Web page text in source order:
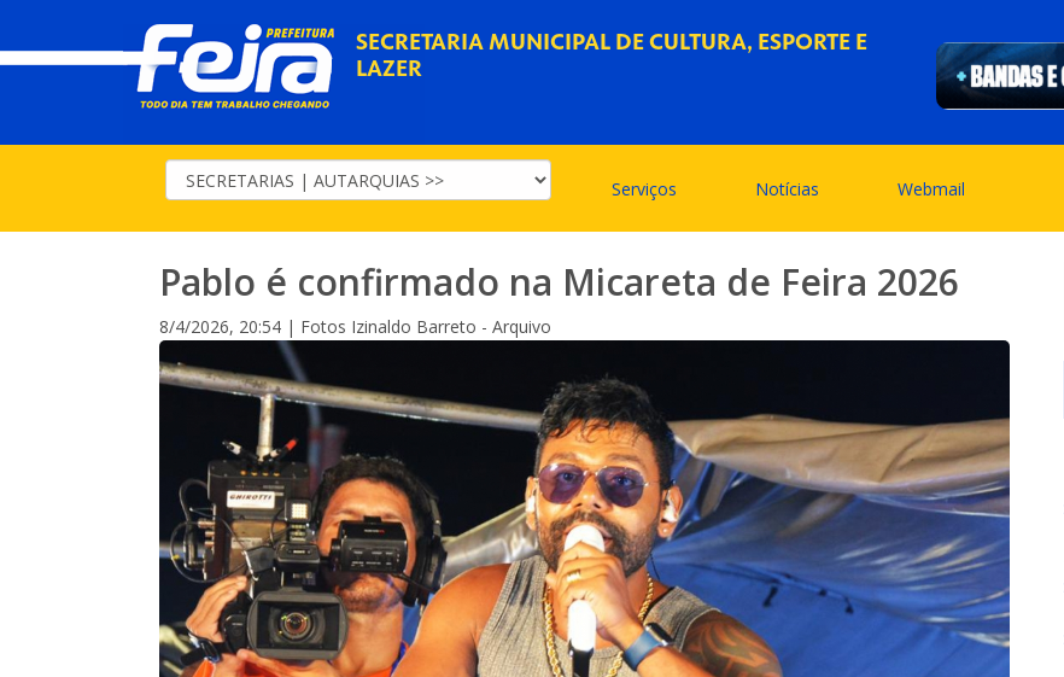
SECRETARIA MUNICIPAL DE CULTURA, ESPORTE E
LAZER
Serviços Notícias Webmail
Pablo é confirmado na Micareta de Feira 2026
8/4/2026, 20:54 | Fotos Izinaldo Barreto - Arquivo